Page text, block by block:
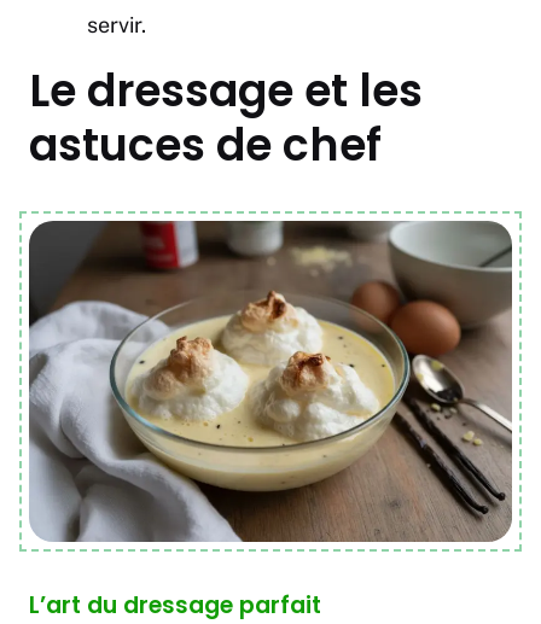
servir.
Le dressage et les
astuces de chef
L’art du dressage parfait